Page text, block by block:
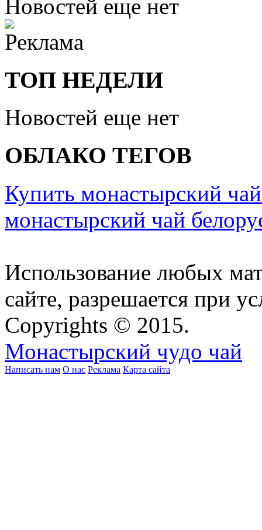
Новостей еще нет
ТОП НЕДЕЛИ
Новостей еще нет
ОБЛАКО ТЕГОВ
Купить монастырский
монастырский чай
Использование любых
сайте, разрешается при
Copyrights © 2015.
Монастырский чудо чай
Написать нам О нас Реклама Карта сайта